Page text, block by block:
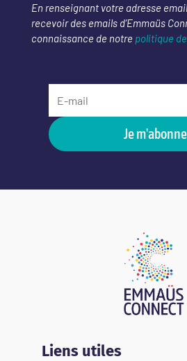
En renseignant votre adresse
recevoir des emails d’Emmaüs
connaissance de notre politique
Je m'abonne
Liens utiles